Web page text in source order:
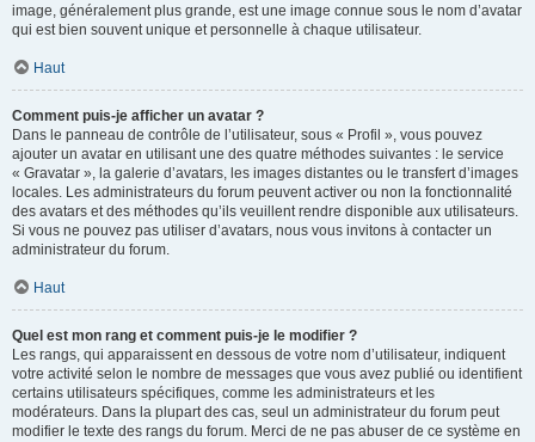
image, généralement plus grande, est une image connue sous le nom d’avatar
qui est bien souvent unique et personnelle à chaque utilisateur.
Haut
Comment puis-je afficher un avatar ?
Dans le panneau de contrôle de l’utilisateur, sous « Profil », vous pouvez
ajouter un avatar en utilisant une des quatre méthodes suivantes : le service
« Gravatar », la galerie d’avatars, les images distantes ou le transfert d’images
locales. Les administrateurs du forum peuvent activer ou non la fonctionnalité
des avatars et des méthodes qu’ils veuillent rendre disponible aux utilisateurs.
Si vous ne pouvez pas utiliser d’avatars, nous vous invitons à contacter un
administrateur du forum.
Haut
Quel est mon rang et comment puis-je le modifier ?
Les rangs, qui apparaissent en dessous de votre nom d’utilisateur, indiquent
votre activité selon le nombre de messages que vous avez publié ou identifient
certains utilisateurs spécifiques, comme les administrateurs et les
modérateurs. Dans la plupart des cas, seul un administrateur du forum peut
modifier le texte des rangs du forum. Merci de ne pas abuser de ce système en